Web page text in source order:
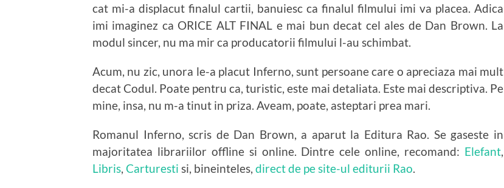
cat mi-a displacut finalul cartii, banuiesc ca finalul filmului imi va placea. Adica
imi imaginez ca ORICE ALT FINAL e mai bun decat cel ales de Dan Brown. La
modul sincer, nu ma mir ca producatorii filmului l-au schimbat.
Acum, nu zic, unora le-a placut Inferno, sunt persoane care o apreciaza mai mult
decat Codul. Poate pentru ca, turistic, este mai detaliata. Este mai descriptiva. Pe
mine, insa, nu m-a tinut in priza. Aveam, poate, asteptari prea mari.
Romanul Inferno, scris de Dan Brown, a aparut la Editura Rao. Se gaseste in
majoritatea librariilor offline si online. Dintre cele online, recomand: Elefant,
Libris, Carturesti si, bineinteles, direct de pe site-ul editurii Rao.